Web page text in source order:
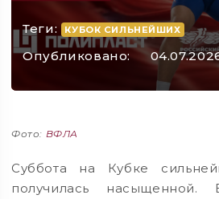
Теги: КУБОК СИЛЬНЕЙШИХ
Опубликовано:
Фото: ВФЛА
Суббота на Кубке
получилась